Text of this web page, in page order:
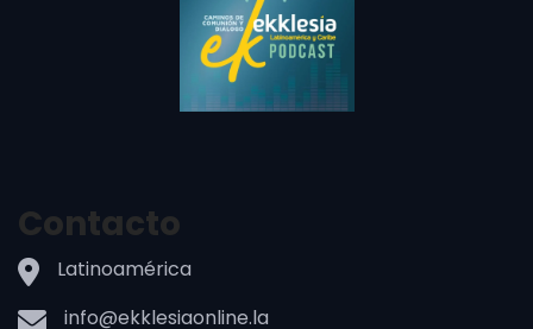
Contacto
Latinoamérica
info@ekklesiaonline.la